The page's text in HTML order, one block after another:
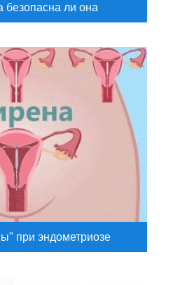
ли она
при эндометриозе